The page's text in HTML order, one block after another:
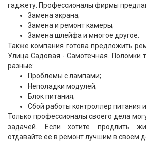
гаджету. Профессионалы фирмы
Замена экрана;
Замена и ремонт камеры;
Замена шлейфа и многое другое.
Также компания готова предложить
Улица Садовая - Самотечная. Поломки
разные:
Проблемы с лампами;
Неполадки модулей;
Блок питания;
Сбой работы контроллер питания
Только профессионалы своего дела
задачей. Если хотите продлить
отдавайте ее в ремонт лучшим в своем